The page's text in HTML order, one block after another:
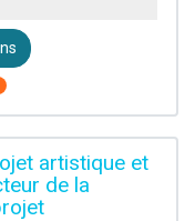
artistique et
de la